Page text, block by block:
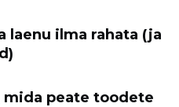
laenu ilma rahata (ja
mida peate toodete